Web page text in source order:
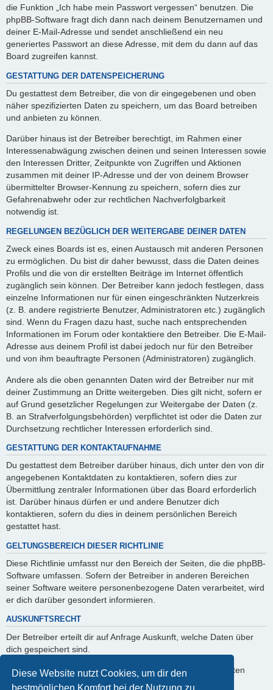
Diese Website nutzt Cookies, um dir den
bestmöglichen Komfort bei der Nutzung zu
die Funktion „Ich habe mein Passwort vergessen“ benutzen. Die
phpBB-Software fragt dich dann nach deinem Benutzernamen und
deiner E-Mail-Adresse und sendet anschließend ein neu
generiertes Passwort an diese Adresse, mit dem du dann auf das
Board zugreifen kannst.
GESTATTUNG DER DATENSPEICHERUNG
Du gestattest dem Betreiber, die von dir eingegebenen und oben
näher spezifizierten Daten zu speichern, um das Board betreiben
und anbieten zu können.
Darüber hinaus ist der Betreiber berechtigt, im Rahmen einer
Interessenabwägung zwischen deinen und seinen Interessen sowie
den Interessen Dritter, Zeitpunkte von Zugriffen und Aktionen
zusammen mit deiner IP-Adresse und der von deinem Browser
übermittelter Browser-Kennung zu speichern, sofern dies zur
Gefahrenabwehr oder zur rechtlichen Nachverfolgbarkeit
notwendig ist.
REGELUNGEN BEZÜGLICH DER WEITERGABE DEINER DATEN
Zweck eines Boards ist es, einen Austausch mit anderen Personen
zu ermöglichen. Du bist dir daher bewusst, dass die Daten deines
Profils und die von dir erstellten Beiträge im Internet öffentlich
zugänglich sein können. Der Betreiber kann jedoch festlegen, dass
einzelne Informationen nur für einen eingeschränkten Nutzerkreis
(z. B. andere registrierte Benutzer, Administratoren etc.) zugänglich
sind. Wenn du Fragen dazu hast, suche nach entsprechenden
Informationen im Forum oder kontaktiere den Betreiber. Die E-Mail-
Adresse aus deinem Profil ist dabei jedoch nur für den Betreiber
und von ihm beauftragte Personen (Administratoren) zugänglich.
Andere als die oben genannten Daten wird der Betreiber nur mit
deiner Zustimmung an Dritte weitergeben. Dies gilt nicht, sofern er
auf Grund gesetzlicher Regelungen zur Weitergabe der Daten (z.
B. an Strafverfolgungsbehörden) verpflichtet ist oder die Daten zur
Durchsetzung rechtlicher Interessen erforderlich sind.
GESTATTUNG DER KONTAKTAUFNAHME
Du gestattest dem Betreiber darüber hinaus, dich unter den von dir
angegebenen Kontaktdaten zu kontaktieren, sofern dies zur
Übermittlung zentraler Informationen über das Board erforderlich
ist. Darüber hinaus dürfen er und andere Benutzer dich
kontaktieren, sofern du dies in deinem persönlichen Bereich
gestattet hast.
GELTUNGSBEREICH DIESER RICHTLINIE
Diese Richtlinie umfasst nur den Bereich der Seiten, die die phpBB-
Software umfassen. Sofern der Betreiber in anderen Bereichen
seiner Software weitere personenbezogene Daten verarbeitet, wird
er dich darüber gesondert informieren.
AUSKUNFTSRECHT
Der Betreiber erteilt dir auf Anfrage Auskunft, welche Daten über
dich gespeichert sind.
Du kannst jederzeit die Löschung bzw. Sperrung deiner Daten
verlangen. Kontaktiere hierzu bitte den Betreiber.